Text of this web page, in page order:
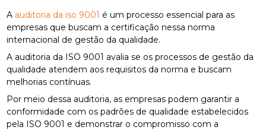
A auditoria da iso 9001 é um processo essencial para as
empresas que buscam a certificação nessa norma
internacional de gestão da qualidade.
A auditoria da ISO 9001 avalia se os processos de gestão da
qualidade atendem aos requisitos da norma e buscam
melhorias contínuas.
Por meio dessa auditoria, as empresas podem garantir a
conformidade com os padrões de qualidade estabelecidos
pela ISO 9001 e demonstrar o compromisso com a